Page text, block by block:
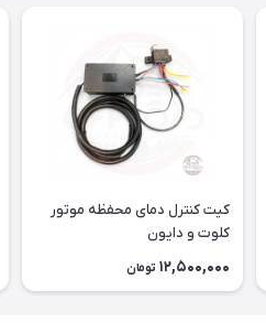
کیت کنترل دمای محفظه موتور
کلوت و دایون
12,500,000 تومان